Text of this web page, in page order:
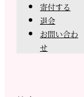
寄付する
退会
お問い合わ
せ